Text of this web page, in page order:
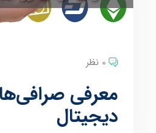
0 نظر
معرفی
دیجیتال